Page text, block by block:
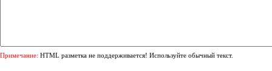
Примечание: HTML разметка не поддерживается! Используйте обычный текст.